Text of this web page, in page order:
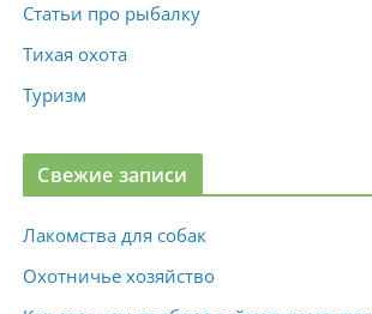
Статьи про рыбалку
Тихая охота
Туризм
Свежие записи
Лакомства для собак
Охотничье хозяйство